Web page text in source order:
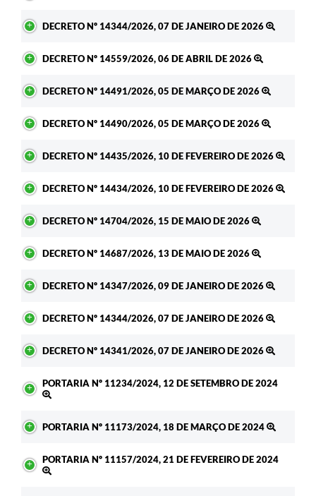
DECRETO Nº 14344/2026, 07 DE JANEIRO DE 2026
DECRETO Nº 14559/2026, 06 DE ABRIL DE 2026
DECRETO Nº 14491/2026, 05 DE MARÇO DE 2026
DECRETO Nº 14490/2026, 05 DE MARÇO DE 2026
DECRETO Nº 14435/2026, 10 DE FEVEREIRO DE 2026
DECRETO Nº 14434/2026, 10 DE FEVEREIRO DE 2026
DECRETO Nº 14704/2026, 15 DE MAIO DE 2026
DECRETO Nº 14687/2026, 13 DE MAIO DE 2026
DECRETO Nº 14347/2026, 09 DE JANEIRO DE 2026
DECRETO Nº 14344/2026, 07 DE JANEIRO DE 2026
DECRETO Nº 14341/2026, 07 DE JANEIRO DE 2026
PORTARIA Nº 11234/2024, 12 DE SETEMBRO DE 2024
PORTARIA Nº 11173/2024, 18 DE MARÇO DE 2024
PORTARIA Nº 11157/2024, 21 DE FEVEREIRO DE 2024